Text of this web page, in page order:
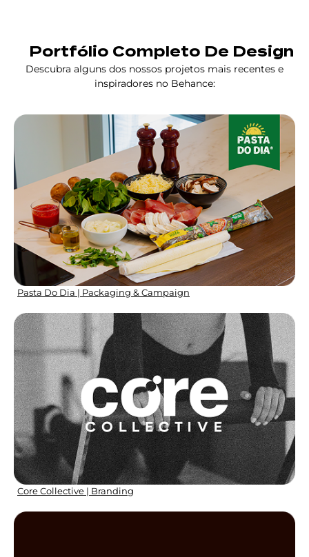
Portfólio Completo De Design
Descubra alguns dos nossos projetos mais recentes e
inspiradores no Behance:
Pasta Do Dia | Packaging & Campaign
Core Collective | Branding